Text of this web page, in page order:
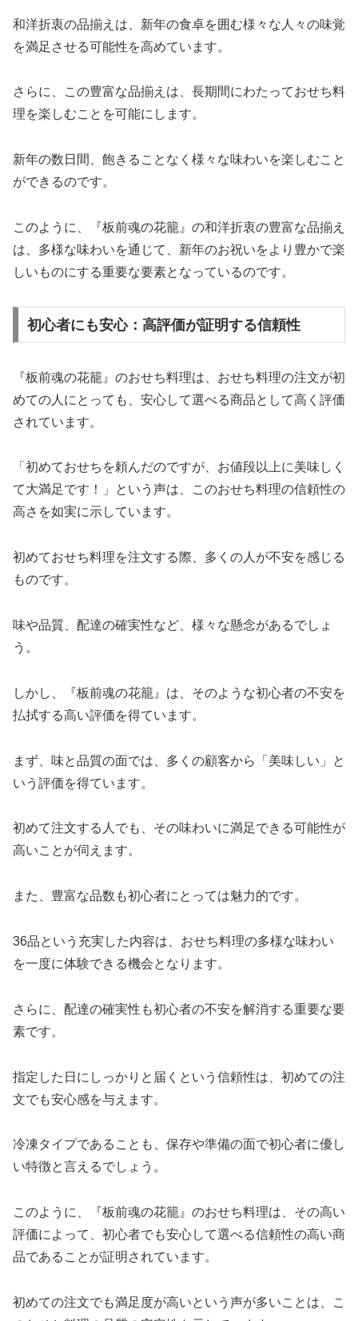
和洋折衷の品揃えは、新年の食卓を囲む様々な人々の味覚
を満足させる可能性を高めています。
さらに、この豊富な品揃えは、長期間にわたっておせち料
理を楽しむことを可能にします。
新年の数日間、飽きることなく様々な味わいを楽しむこと
ができるのです。
このように、『板前魂の花籠』の和洋折衷の豊富な品揃え
は、多様な味わいを通じて、新年のお祝いをより豊かで楽
しいものにする重要な要素となっているのです。
初心者にも安心：高評価が証明する信頼性
『板前魂の花籠』のおせち料理は、おせち料理の注文が初
めての人にとっても、安心して選べる商品として高く評価
されています。
「初めておせちを頼んだのですが、お値段以上に美味しく
て大満足です！」という声は、このおせち料理の信頼性の
高さを如実に示しています。
初めておせち料理を注文する際、多くの人が不安を感じる
ものです。
味や品質、配達の確実性など、様々な懸念があるでしょ
う。
しかし、『板前魂の花籠』は、そのような初心者の不安を
払拭する高い評価を得ています。
まず、味と品質の面では、多くの顧客から「美味しい」と
いう評価を得ています。
初めて注文する人でも、その味わいに満足できる可能性が
高いことが伺えます。
また、豊富な品数も初心者にとっては魅力的です。
36品という充実した内容は、おせち料理の多様な味わい
を一度に体験できる機会となります。
さらに、配達の確実性も初心者の不安を解消する重要な要
素です。
指定した日にしっかりと届くという信頼性は、初めての注
文でも安心感を与えます。
冷凍タイプであることも、保存や準備の面で初心者に優し
い特徴と言えるでしょう。
このように、『板前魂の花籠』のおせち料理は、その高い
評価によって、初心者でも安心して選べる信頼性の高い商
品であることが証明されています。
初めての注文でも満足度が高いという声が多いことは、こ